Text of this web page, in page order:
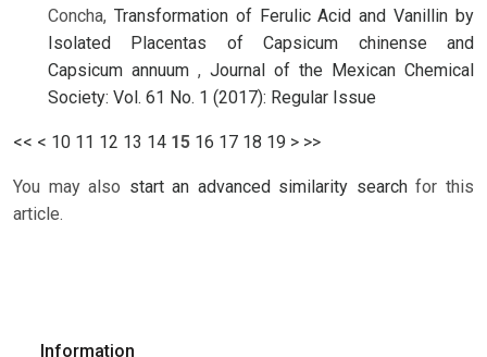
Concha, Transformation of Ferulic Acid and Vanillin by
Isolated Placentas of Capsicum chinense and
Capsicum annuum , Journal of the Mexican Chemical
Society: Vol. 61 No. 1 (2017): Regular Issue
<< < 10 11 12 13 14 15 16 17 18 19 > >>
You may also start an advanced similarity searchfor this
article.
Information